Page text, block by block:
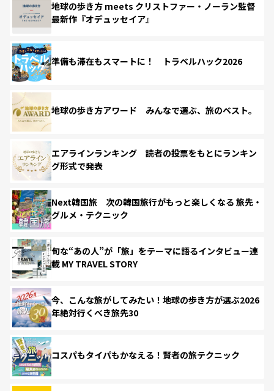
地球の歩き方 meets クリストファー・ノーラン監督
最新作『オデュッセイア』
準備も滞在もスマートに！ トラベルハック2026
地球の歩き方アワード みんなで選ぶ、旅のベスト。
エアラインランキング 読者の投票をもとにランキン
グ形式で発表
Next韓国旅 次の韓国旅行がもっと楽しくなる 旅先・
グルメ・テクニック
旬な“あの人”が「旅」をテーマに語るインタビュー連
載 MY TRAVEL STORY
今、こんな旅がしてみたい！地球の歩き方が選ぶ2026
年絶対行くべき旅先30
コスパもタイパもかなえる！賢者の旅テクニック